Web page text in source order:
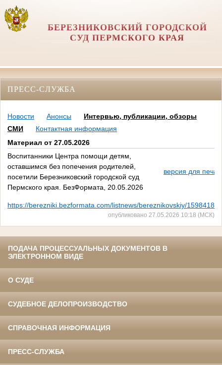
БЕРЕЗНИКОВСКИЙ ГОРОДСКОЙ
СУД ПЕРМСКОГО КРАЯ
ПРЕСС-СЛУЖБА
Новости Анонсы
Интервью, публикации, обзоры
СМИ
Контактная информация
Материал от 27.05.2026
Воспитанники Центра помощи детям,
оставшимся без попечения родителей,
посетили Березниковский городской суд
Пермского края. БезФормата, 20.05.2026
версия для
https://berezniki.bezformata.com/listnews/bereznikovskiy/
опубликовано 27.05.2026 10:18 (МСК)
ПОДАЧА ПРОЦЕССУАЛЬНЫХ ДОКУМЕНТОВ В
ЭЛЕКТРОННОМ ВИДЕ
О СУДЕ
СУДЕБНОЕ ДЕЛОПРОИЗВОДСТВО
СПРАВОЧНАЯ ИНФОРМАЦИЯ
ПРЕСС-СЛУЖБА